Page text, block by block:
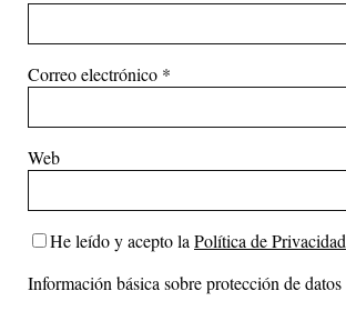
Correo electrónico *
Web
He leído y acepto la Política de Privacidad
Información básica sobre protección de datos